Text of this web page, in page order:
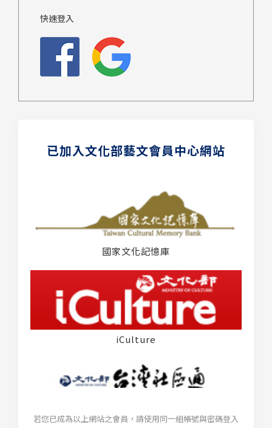
快速登入
已加入文化部藝文會員中心網站
國家文化記憶庫
iCulture
若您已成為以上網站之會員，請使用同一組帳號與密碼登入